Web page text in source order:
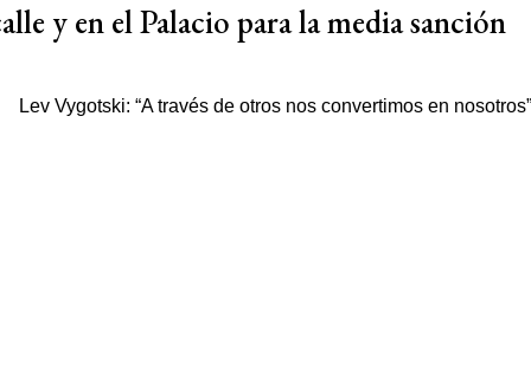
y en el Palacio para la media sanción